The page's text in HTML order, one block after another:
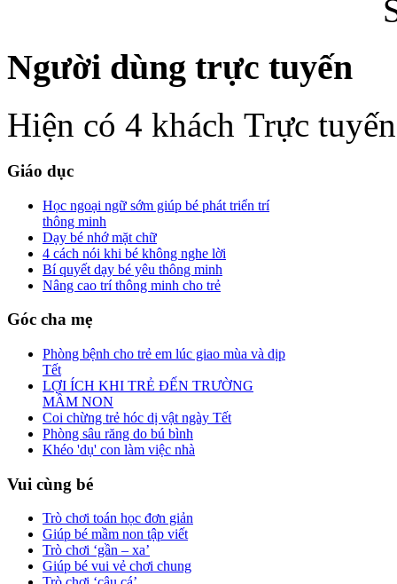
Người dùng trực tuyến
Hiện có 4 khách Trực tuyến
Giáo dục
Học ngoại ngữ sớm giúp bé phát triển trí
thông minh
Dạy bé nhớ mặt chữ
4 cách nói khi bé không nghe lời
Bí quyết dạy bé yêu thông minh
Nâng cao trí thông minh cho trẻ
Góc cha mẹ
Phòng bệnh cho trẻ em lúc giao mùa và dịp
Tết
LỢI ÍCH KHI TRẺ ĐẾN TRƯỜNG
MẦM NON
Coi chừng trẻ hóc dị vật ngày Tết
Phòng sâu răng do bú bình
Khéo 'dụ' con làm việc nhà
Vui cùng bé
Trò chơi toán học đơn giản
Giúp bé mầm non tập viết
Trò chơi ‘gần – xa’
Giúp bé vui vẻ chơi chung